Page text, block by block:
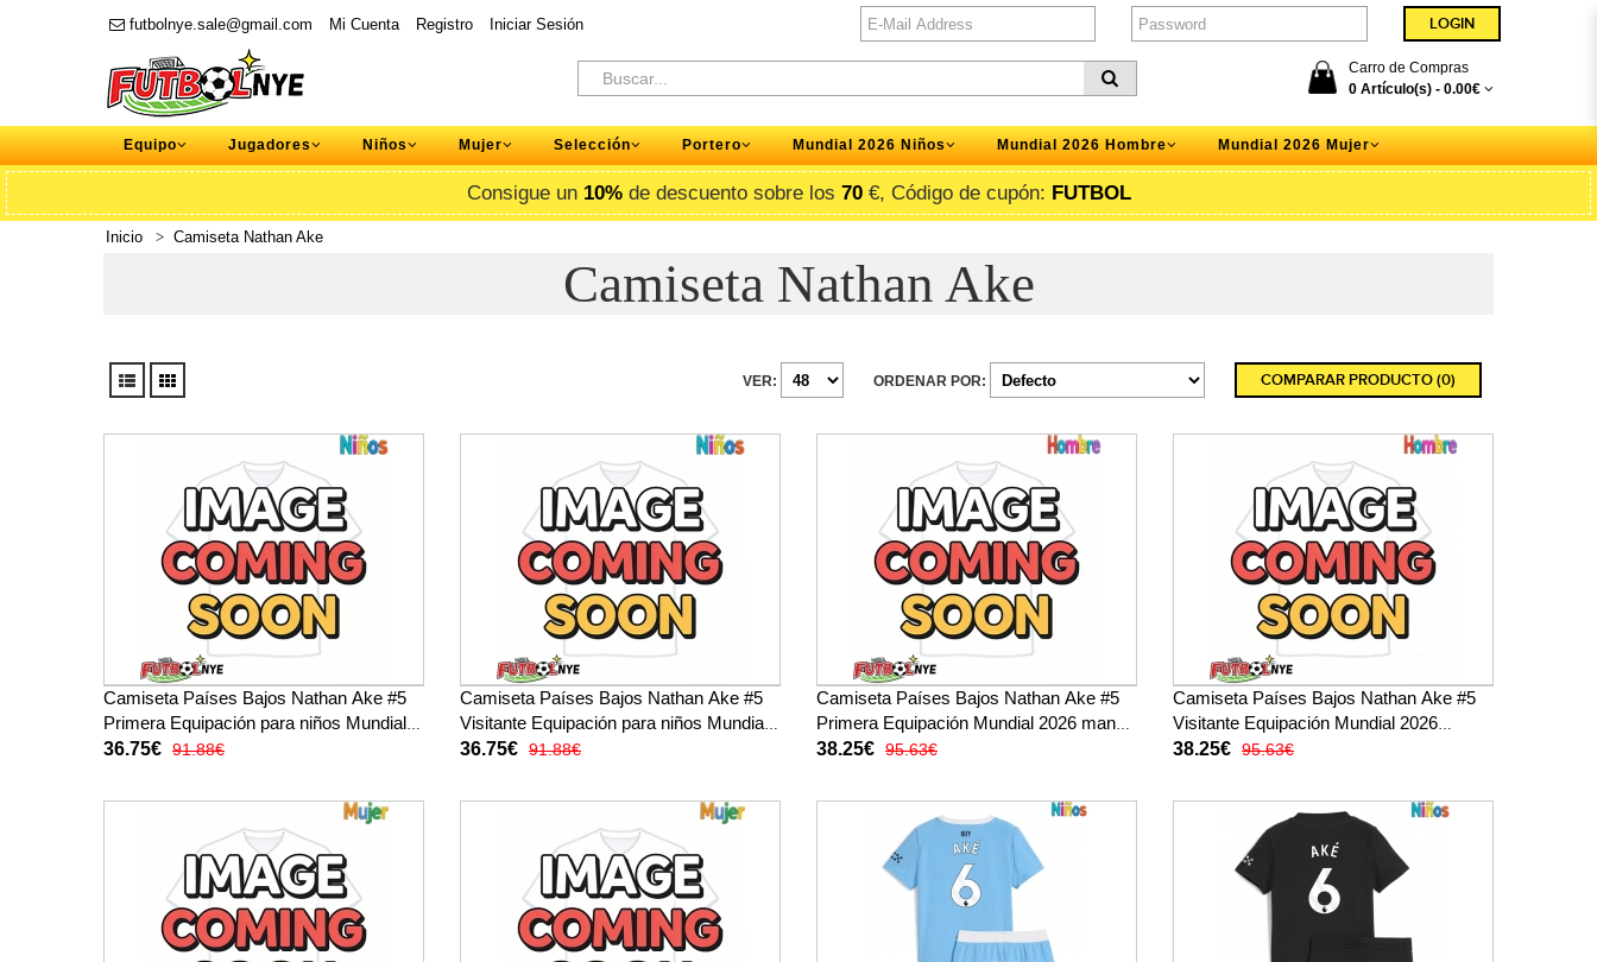
futbolnye.sale@gmail.com Mi Cuenta Registro Iniciar Sesión
Carro de Compras
0 Artículo(s) - 0.00€
Equipo Jugadores Niños Mujer Selección Portero Mundial 2026 Niños Mundial 2026 Hombre Mundial 2026 Mujer
Consigue un 10%de descuento sobre los 70€, Código de cupón: FUTBOL
Inicio Camiseta Nathan Ake
Camiseta Nathan Ake
COMPARAR PRODUCTO (0)
ORDENAR POR:
VER:
Camiseta Países Bajos Nathan Ake #5
Primera Equipación para niños Mundial
2026 manga corta (+ pantalones cortos)
36.75€ 91.88€
Camiseta Países Bajos Nathan Ake #5
Visitante Equipación para niños Mundial
2026 manga corta (+ pantalones cortos)
36.75€ 91.88€
Camiseta Países Bajos Nathan Ake #5
Primera Equipación Mundial 2026 manga
corta
38.25€ 95.63€
Camiseta Países Bajos Nathan Ake #5
Visitante Equipación Mundial 2026
manga corta
38.25€ 95.63€